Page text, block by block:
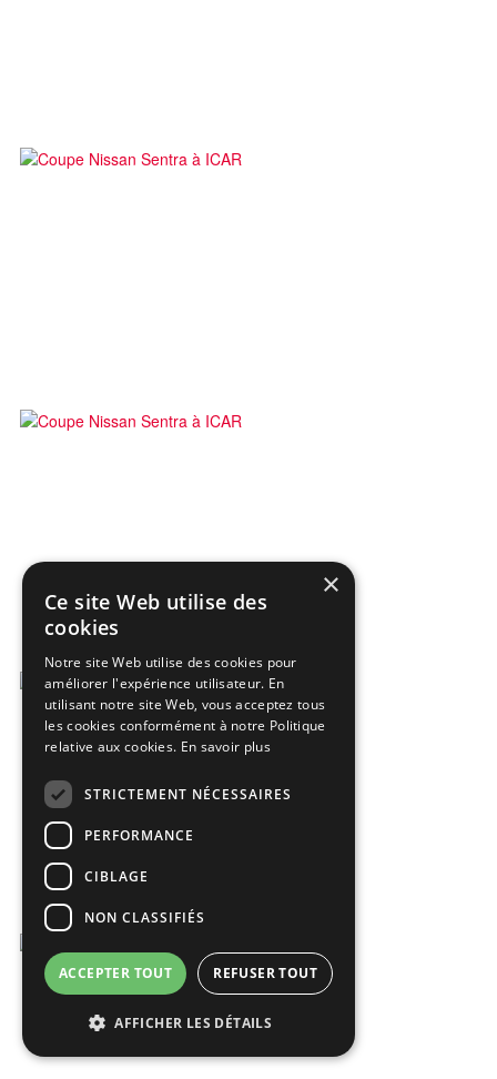
×
Ce site Web utilise des
cookies
Notre site Web utilise des cookies pour
améliorer l'expérience utilisateur. En
utilisant notre site Web, vous acceptez tous
les cookies conformément à notre Politique
relative aux cookies. En savoir plus
STRICTEMENT NÉCESSAIRES
PERFORMANCE
CIBLAGE
NON CLASSIFIÉS
ACCEPTER TOUT REFUSER TOUT
AFFICHER LES DÉTAILS